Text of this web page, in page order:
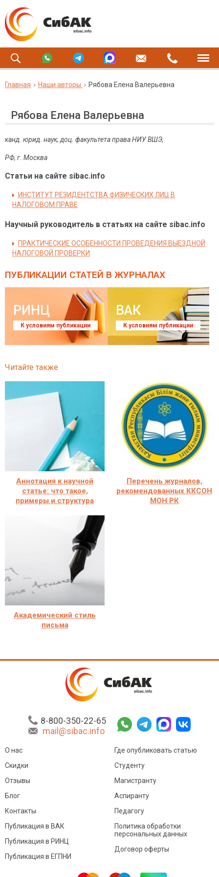
Главная Наши авторы Рябова Елена Валерьевна
Рябова Елена Валерьевна
канд. юрид. наук, доц. факультета права НИУ ВШЭ,
РФ, г. Москва
Статьи на сайте sibac.info
ИНСТИТУТ РЕЗИДЕНТСТВА ФИЗИЧЕСКИХ ЛИЦ В
НАЛОГОВОМ ПРАВЕ
Научный руководитель в статьях на сайте sibac.info
ПРАКТИЧЕСКИЕ ОСОБЕННОСТИ ПРОВЕДЕНИЯ ВЫЕЗДНОЙ
НАЛОГОВОЙ ПРОВЕРКИ
ПУБЛИКАЦИИ СТАТЕЙ В ЖУРНАЛАХ
РИНЦ
К условиям публикации
ВАК
К условиям публикации
Читайте также
Аннотация к научной
статье: что такое,
примеры и структура
Перечень журналов,
рекомендованных ККСОН
МОН РК
Академический стиль
письма
8-800-350-22-65
mail@sibac.info
О нас
Скидки
Отзывы
Блог
Контакты
Где опубликовать статью
Студенту
Магистранту
Аспиранту
Педагогу
Публикация в ВАК
Публикация в РИНЦ
Публикация в ЕГПНИ
Политика обработки
персональных данных
Договор оферты